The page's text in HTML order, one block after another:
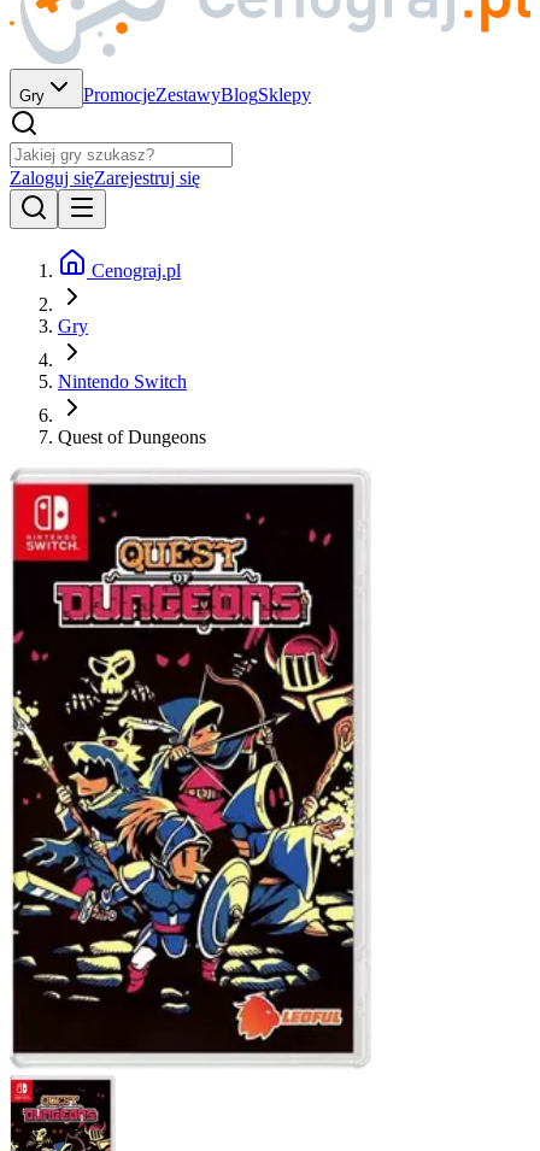
Gry PromocjeZestawyBlogSklepy
Zaloguj sięZarejestruj się
Cenograj.pl
Gry
Nintendo Switch
Quest of Dungeons